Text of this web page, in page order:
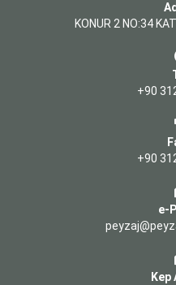
KONUR 2 NO:34
+90
+90
e-
Kep